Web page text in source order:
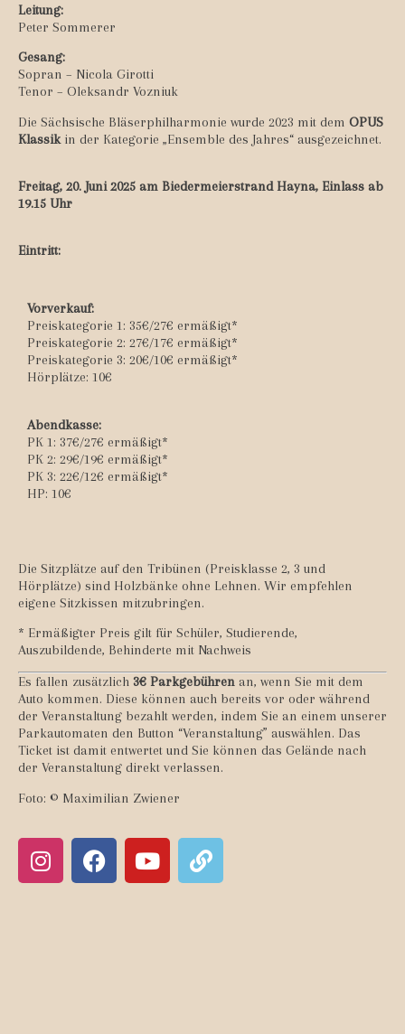
Leitung:
Peter Sommerer
Gesang:
Sopran – Nicola Girotti
Tenor – Oleksandr Vozniuk
Die Sächsische Bläserphilharmonie wurde 2023 mit dem OPUS
Klassik in der Kategorie „Ensemble des Jahres“ ausgezeichnet.
Freitag, 20. Juni 2025 am Biedermeierstrand Hayna, Einlass ab
19.15 Uhr
Eintritt:
Vorverkauf:
Preiskategorie 1: 35€/27€ ermäßigt*
Preiskategorie 2: 27€/17€ ermäßigt*
Preiskategorie 3: 20€/10€ ermäßigt*
Hörplätze: 10€
Abendkasse:
PK 1: 37€/27€ ermäßigt*
PK 2: 29€/19€ ermäßigt*
PK 3: 22€/12€ ermäßigt*
HP: 10€
Die Sitzplätze auf den Tribünen (Preisklasse 2, 3 und
Hörplätze) sind Holzbänke ohne Lehnen. Wir empfehlen
eigene Sitzkissen mitzubringen.
* Ermäßigter Preis gilt für Schüler, Studierende,
Auszubildende, Behinderte mit Nachweis
Es fallen zusätzlich 3€ Parkgebühren an, wenn Sie mit dem
Auto kommen. Diese können auch bereits vor oder während
der Veranstaltung bezahlt werden, indem Sie an einem unserer
Parkautomaten den Button “Veranstaltung” auswählen. Das
Ticket ist damit entwertet und Sie können das Gelände nach
der Veranstaltung direkt verlassen.
Foto: © Maximilian Zwiener